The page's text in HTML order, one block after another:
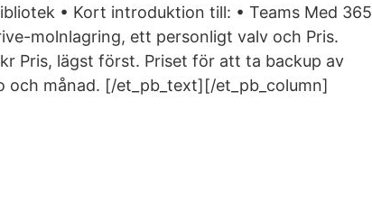
• Kort introduktion till: • Teams Med 365
molnlagring, ett personligt valv och Pris.
Pris, lägst först. Priset för att ta backup av
månad. [/et_pb_text][/et_pb_column]